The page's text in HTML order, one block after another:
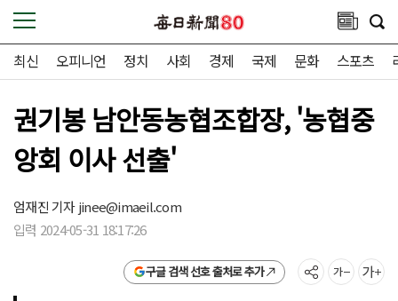
최신 오피니언 정치 사회 경제 국제 문화 스포츠
권기봉 남안동농협조합장, '농협중
앙회 이사 선출'
엄재진 기자jinee@imaeil.com
입력 2024-05-31 18:17:26
구글 검색 선호 출처로 추가